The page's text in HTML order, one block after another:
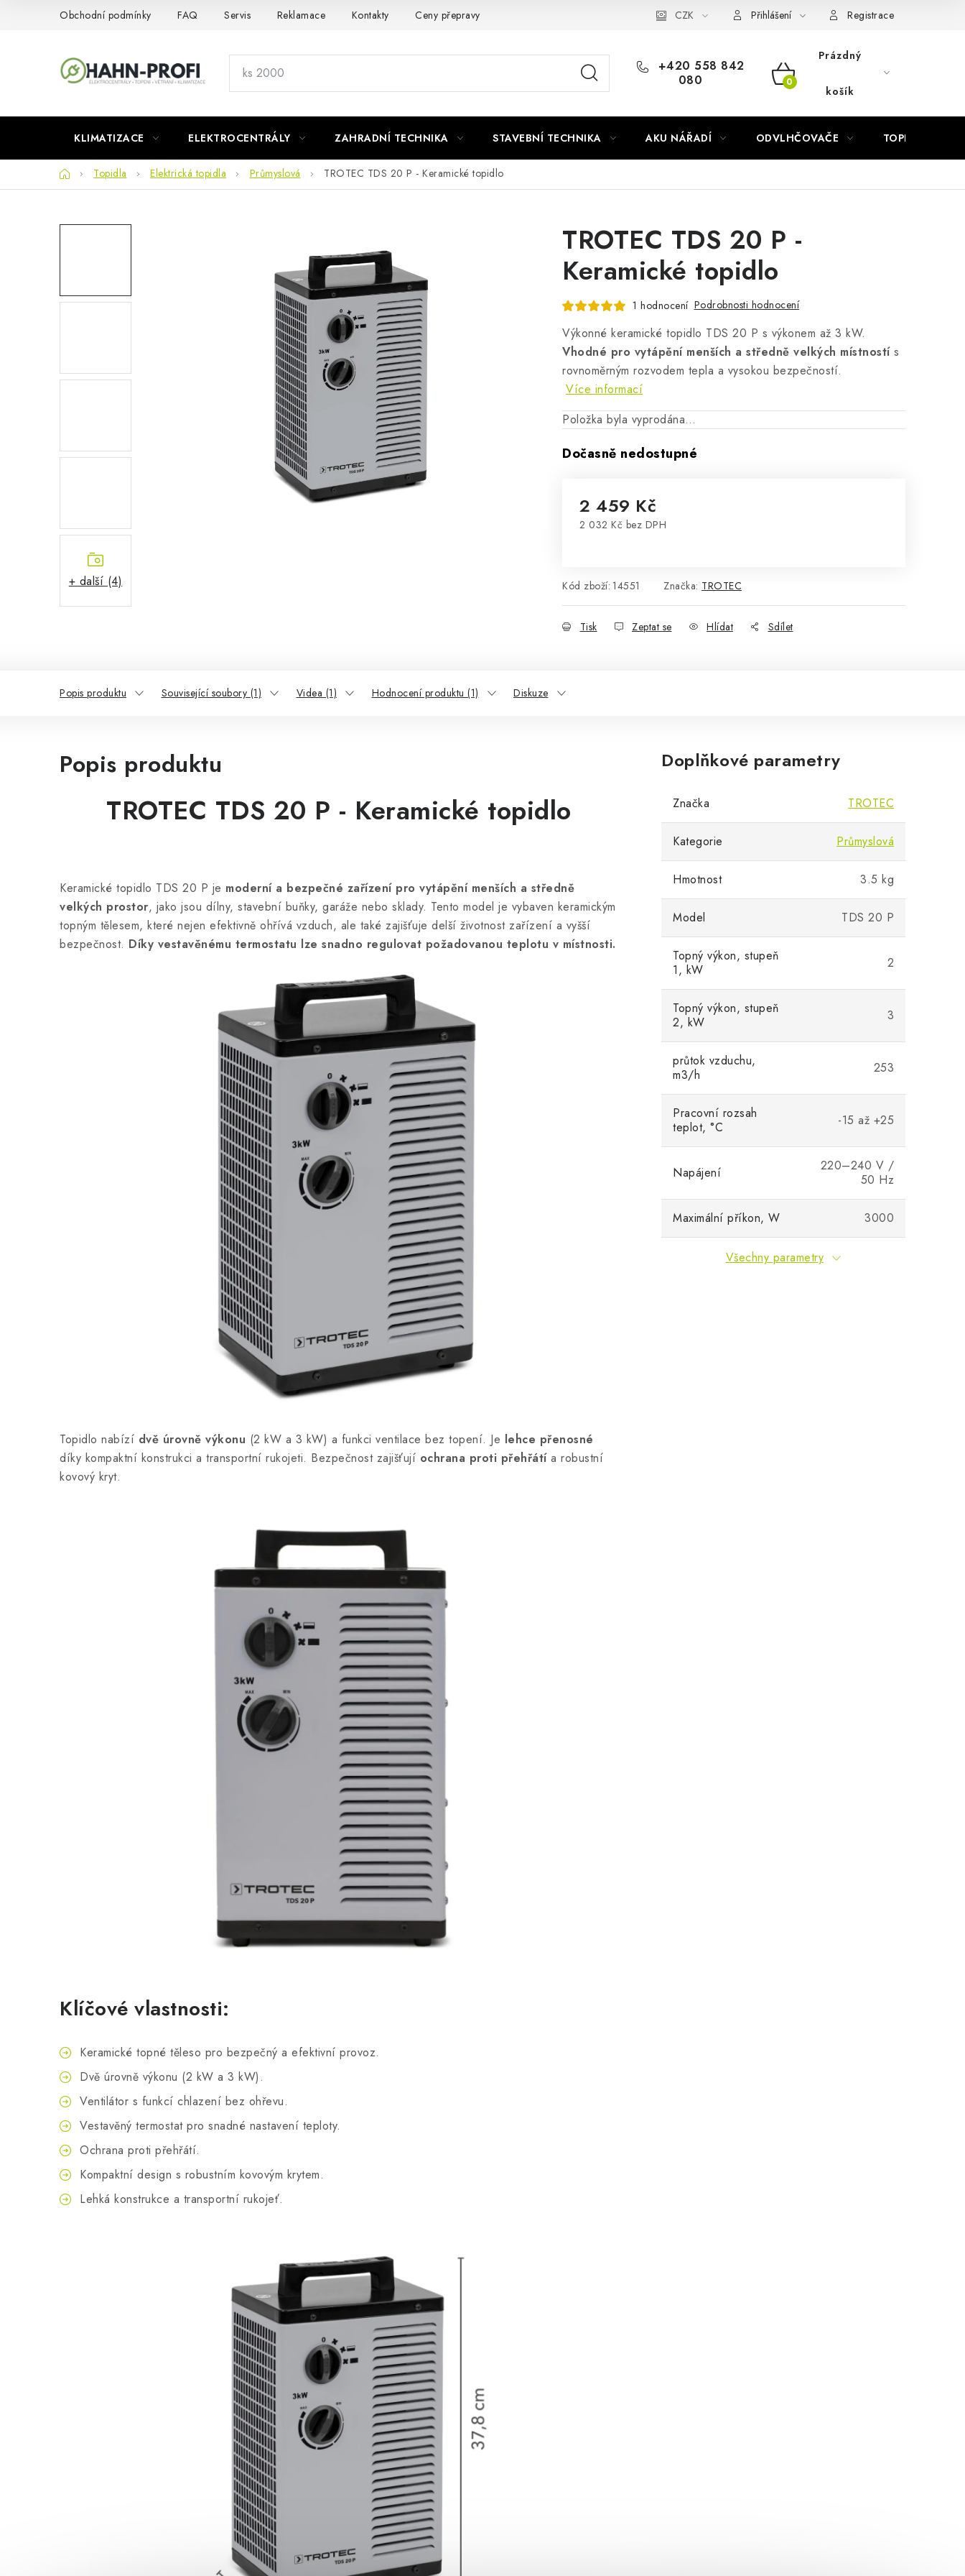
Obchodní podmínky FAQ Servis Reklamace Kontakty Ceny přepravy Náhradní díly Könner & Söhnen Reklamační řád
CZK Přihlášení Registrace
+420 558 842
080
NÁKUPNÍ
Prázdný
košík
KLIMATIZACE ELEKTROCENTRÁLY ZAHRADNÍ TECHNIKA STAVEBNÍ TECHNIKA AKU NÁŘADÍ ODVLHČOVAČE TOPIDLA
DomůTopidla Elektrická topidla Průmyslová TROTEC TDS 20 P - Keramické topidlo
+ další (4)
TROTEC TDS 20 P -
Keramické topidlo
1 hodnocení Podrobnosti hodnocení
Výkonné keramické topidlo TDS 20 P s výkonem až 3 kW.
Vhodné pro vytápění menších a středně velkých místnostís
rovnoměrným rozvodem tepla a vysokou bezpečností.
Více informací
Položka byla vyprodána…
Dočasně nedostupné
2 459 Kč
2 032 Kč bez DPH
Kód zboží: 14551 Značka: TROTEC
Tisk Zeptat se Hlídat Sdílet
Popis produktu Související soubory (1) Videa (1) Hodnocení produktu (1) Diskuze
Popis produktu
TROTEC TDS 20 P - Keramické topidlo
Keramické topidlo TDS 20 P je moderní a bezpečné zařízení pro vytápění menších a středně
velkých prostor, jako jsou dílny, stavební buňky, garáže nebo sklady. Tento model je vybaven keramickým
topným tělesem, které nejen efektivně ohřívá vzduch, ale také zajišťuje delší životnost zařízení a vyšší
bezpečnost. Díky vestavěnému termostatu lze snadno regulovat požadovanou teplotu v místnosti.
Topidlo nabízí dvě úrovně výkonu (2 kW a 3 kW) a funkci ventilace bez topení. Je lehce přenosné
díky kompaktní konstrukci a transportní rukojeti. Bezpečnost zajišťují ochrana proti přehřátía robustní
kovový kryt.
Klíčové vlastnosti:
Keramické topné těleso pro bezpečný a efektivní provoz.
Dvě úrovně výkonu (2 kW a 3 kW).
Ventilátor s funkcí chlazení bez ohřevu.
Vestavěný termostat pro snadné nastavení teploty.
Ochrana proti přehřátí.
Kompaktní design s robustním kovovým krytem.
Lehká konstrukce a transportní rukojeť.
Doplňkové parametry
Značka TROTEC
Kategorie Průmyslová
Hmotnost 3.5 kg
Model TDS 20 P
Topný výkon, stupeň
1, kW
2
Topný výkon, stupeň
2, kW
3
průtok vzduchu,
m3/h
253
Pracovní rozsah
teplot, °C
-15 až +25
Napájení
220–240 V /
50 Hz
Maximální příkon, W 3000
Všechny parametry